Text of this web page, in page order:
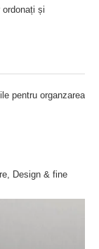
ordonați și
pentru organzarea
Design & fine